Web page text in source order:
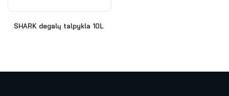
SHARK degalų talpykla 10L